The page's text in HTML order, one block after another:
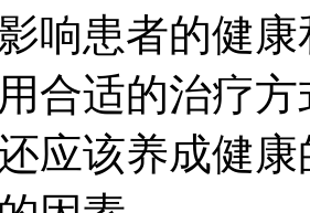
响患者的健
合适的治疗
应该养成健